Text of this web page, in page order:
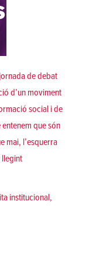
de debat
d’un moviment
social i de
que són
mai, l’esquerra
«La lluita als
institucional,